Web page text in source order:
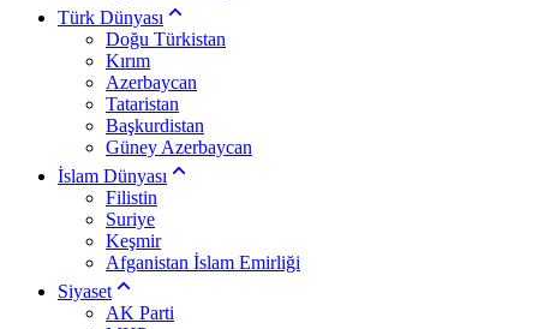
Türk Dünyası
Doğu Türkistan
Kırım
Azerbaycan
Tataristan
Başkurdistan
Güney Azerbaycan
İslam Dünyası
Filistin
Suriye
Keşmir
Afganistan İslam Emirliği
Siyaset
AK Parti